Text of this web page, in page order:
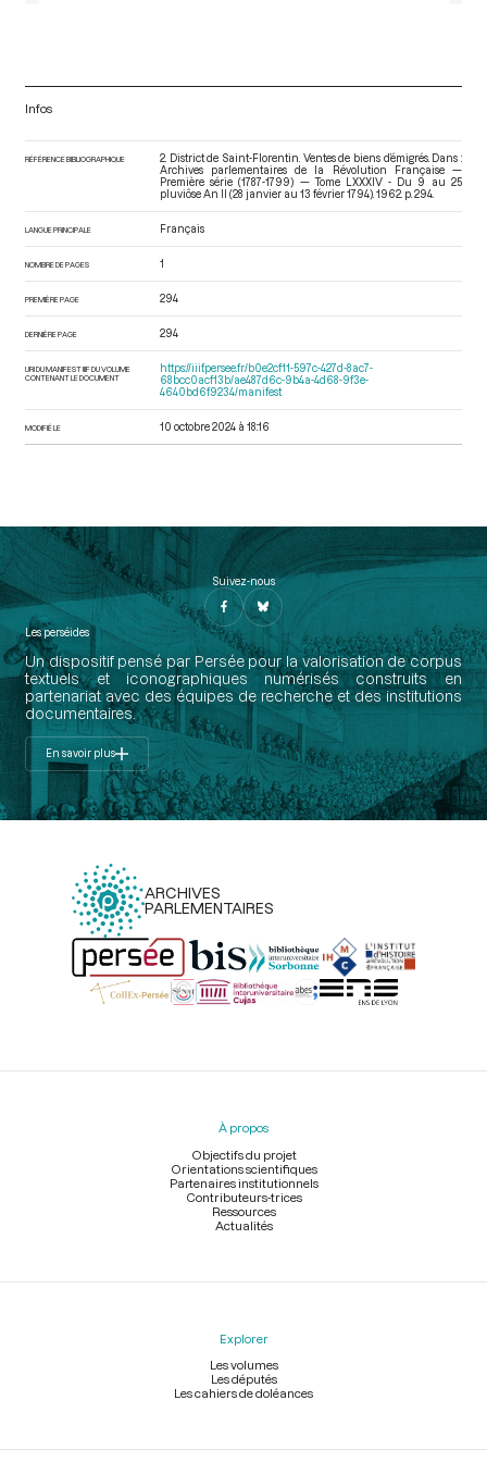
Infos
RÉFÉRENCE BIBLIOGRAPHIQUE
2. District de Saint-Florentin. Ventes de biens d’émigrés. Dans :
Archives parlementaires de la Révolution Française —
Première série (1787-1799) — Tome LXXXIV - Du 9 au 25
pluviôse An II (28 janvier au 13 février 1794) . 1962. p. 294.
LANGUE PRINCIPALE Français
NOMBRE DE PAGES 1
PREMIÈRE PAGE 294
DERNIÈRE PAGE 294
URI DU MANIFEST IIIF DU VOLUME
CONTENANT LE DOCUMENT
https://iiif.persee.fr/b0e2cf11-597c-427d-8ac7-
68bcc0acf13b/ae487d6c-9b4a-4d68-9f3e-
4640bd6f9234/manifest
MODIFIÉ LE 10 octobre 2024 à 18:16
Suivez-nous
Les perséides
Un dispositif pensé par Persée pour la valorisation de corpus
textuels et iconographiques numérisés construits en
partenariat avec des équipes de recherche et des institutions
documentaires.
En savoir plus
ARCHIVES
PARLEMENTAIRES
Menu
À propos
Objectifs du projet
Orientations scientifiques
Partenaires institutionnels
Contributeurs-trices
Ressources
Actualités
Explorer
Les volumes
Les députés
Les cahiers de doléances